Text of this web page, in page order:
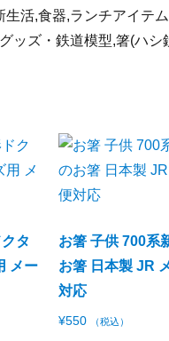
生活,食器,ランチアイテ
ッズ・鉄道模型,箸(ハシ
タ
メー
お箸 子供 700系
お箸 日本製 JR
対応
¥550 （税込）